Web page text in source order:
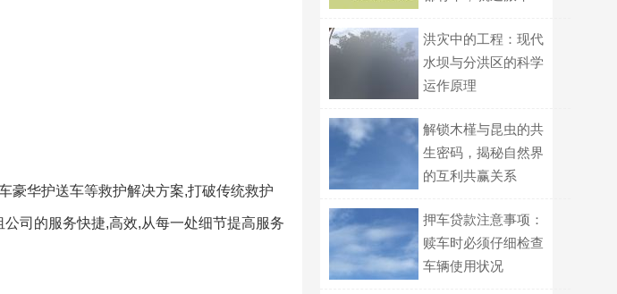
豪华护送车等救护解决方案,打破传统救护
司的服务快捷,高效,从每一处细节提高服务
洪灾中的工程：现代
水坝与分洪区的科学
运作原理
解锁木槿与昆虫的共
生密码，揭秘自然界
的互利共赢关系
押车贷款注意事项：
赎车时必须仔细检查
车辆使用状况